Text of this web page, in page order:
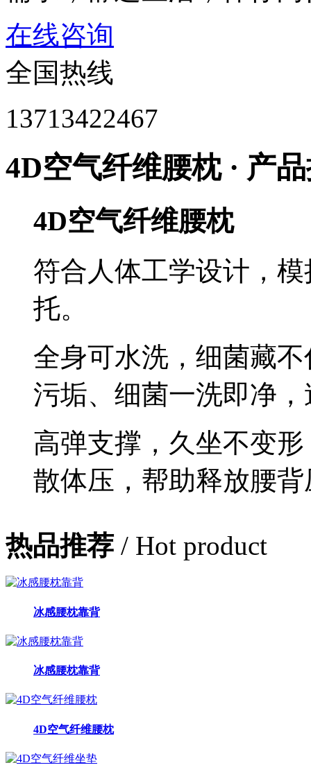
在线咨询
全国热线
13713422467
4D空气纤维腰枕 · 产
4D空气纤维腰枕
符合人体工学设计，
托。
全身可水洗，细菌藏
污垢、细菌一洗即净
高弹支撑，久坐不变
散体压，帮助释放腰
热品推荐 / Hot product
冰感腰枕靠背
冰感腰枕靠背
4D空气纤维腰枕